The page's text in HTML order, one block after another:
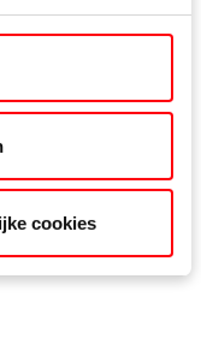
cookies